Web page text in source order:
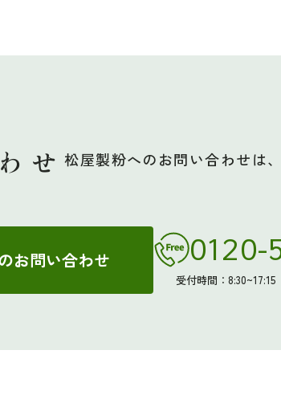
せ松屋製粉へのお問い合わせは
お問い合わせ 0120-
受付時間：8:30~17:15